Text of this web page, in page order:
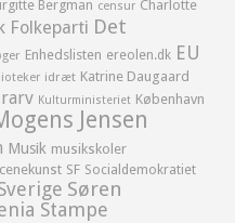
Bergman censur Charlotte
Folkeparti Det
Enhedslisten ereolen.dk EU
idræt Katrine Daugaard
Kulturministeriet København
Jensen
Musik musikskoler
SF Socialdemokratiet
Søren
Stampe